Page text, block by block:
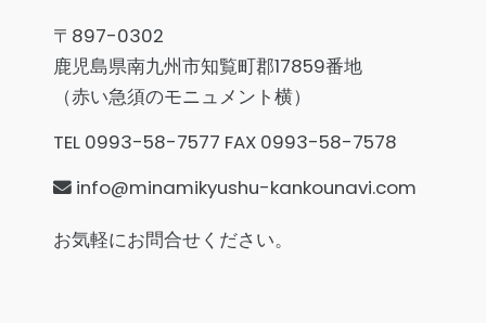
〒897-0302
鹿児島県南九州市知覧町郡17859番地
（赤い急須のモニュメント横）
TEL 0993-58-7577 FAX 0993-58-7578
info@minamikyushu-kankounavi.com
お気軽にお問合せください。